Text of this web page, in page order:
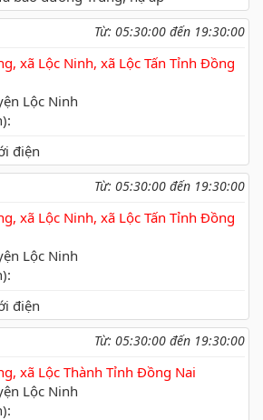
Từ: 05:30:00 đến 19:30:00
xã Lộc Ninh, xã Lộc Tấn Tỉnh Đồng
Lộc Ninh
điện
Từ: 05:30:00 đến 19:30:00
xã Lộc Ninh, xã Lộc Tấn Tỉnh Đồng
Lộc Ninh
điện
Từ: 05:30:00 đến 19:30:00
xã Lộc Thành Tỉnh Đồng Nai
Lộc Ninh